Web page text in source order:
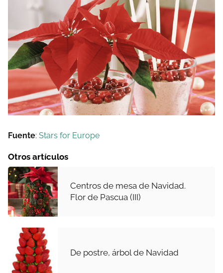
Fuente: Stars for Europe
Otros artículos
Centros de mesa de Navidad.
Flor de Pascua (III)
De postre, árbol de Navidad